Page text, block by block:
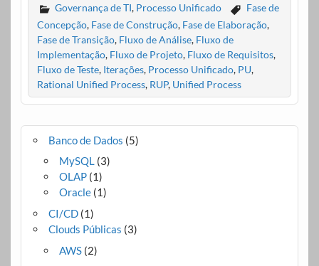
Governança de TI, Processo Unificado
Fase de
Concepção, Fase de Construção, Fase de Elaboração,
Fase de Transição, Fluxo de Análise, Fluxo de
Implementação, Fluxo de Projeto, Fluxo de Requisitos,
Fluxo de Teste, Iterações, Processo Unificado, PU,
Rational Unified Process, RUP, Unified Process
Banco de Dados (5)
MySQL(3)
OLAP(1)
Oracle(1)
CI/CD(1)
Clouds Públicas (3)
AWS(2)